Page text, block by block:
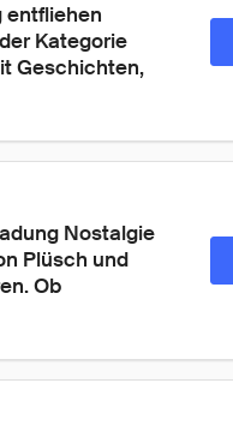
entfliehen
Kategorie
Geschichten,
Nostalgie
Plüsch und
Ob